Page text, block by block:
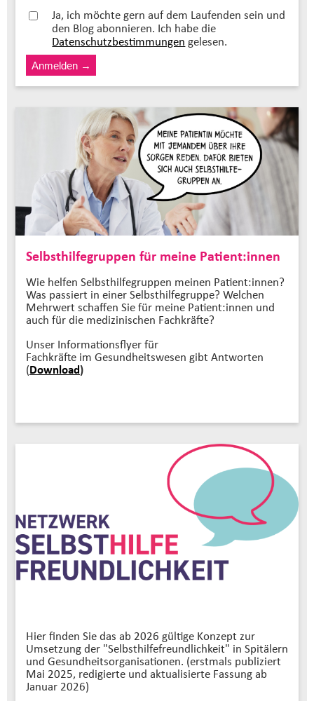
Ja, ich möchte gern auf dem Laufenden sein und
den Blog abonnieren. Ich habe die
Datenschutzbestimmungen gelesen.
Selbsthilfegruppen für meine Patient:innen
Wie helfen Selbsthilfegruppen meinen Patient:innen?
Was passiert in einer Selbsthilfegruppe? Welchen
Mehrwert schaffen Sie für meine Patient:innen und
auch für die medizinischen Fachkräfte?
Unser Informationsflyer für
Fachkräfte im Gesundheitswesen gibt Antworten
(Download)
Hier finden Sie das ab 2026 gültige Konzept zur
Umsetzung der "Selbsthilfefreundlichkeit" in Spitälern
und Gesundheitsorganisationen. (erstmals publiziert
Mai 2025, redigierte und aktualisierte Fassung ab
Januar 2026)